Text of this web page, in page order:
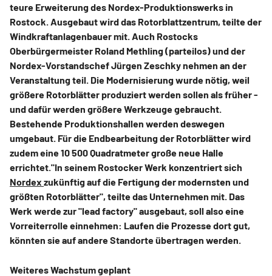
teure Erweiterung des Nordex-Produktionswerks in
Rostock. Ausgebaut wird das Rotorblattzentrum, teilte der
Windkraftanlagenbauer mit. Auch Rostocks
Oberbürgermeister Roland Methling (parteilos) und der
Nordex-Vorstandschef Jürgen Zeschky nehmen an der
Veranstaltung teil. Die Modernisierung wurde nötig, weil
größere Rotorblätter produziert werden sollen als früher -
und dafür werden größere Werkzeuge gebraucht.
Bestehende Produktionshallen werden deswegen
umgebaut. Für die Endbearbeitung der Rotorblätter wird
zudem eine 10 500 Quadratmeter große neue Halle
errichtet."In seinem Rostocker Werk konzentriert sich
Nordex zukünftig auf die Fertigung der modernsten und
größten Rotorblätter", teilte das Unternehmen mit. Das
Werk werde zur "lead factory" ausgebaut, soll also eine
Vorreiterrolle einnehmen: Laufen die Prozesse dort gut,
könnten sie auf andere Standorte übertragen werden.
Weiteres Wachstum geplant